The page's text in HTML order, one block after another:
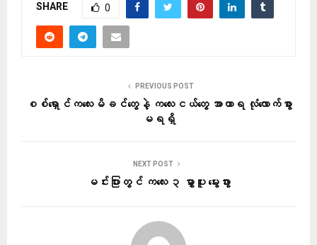
SHARE 0
PREVIOUS POST
စစ်ရှောင်ကလေးမိခင်တွေနဲ့ ကလေးငယ်တွေ အာဟာရ လုံလောက်စွာ
မရရှိ
NEXT POST
မင်းပြားတွင် ကလေး ၃ မွှာပူး မွေးဖွား